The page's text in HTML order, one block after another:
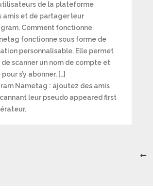
de la plateforme
amis et de partager leur
Comment fonctionne
fonctionne sous forme de
personnalisable. Elle permet
scanner un nom de compte et
s’y abonner. […]
Nametag : ajoutez des amis
leur pseudo appeared first